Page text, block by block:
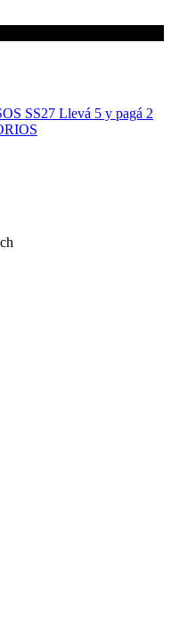
SS27 Llevá 5 y pagá 2